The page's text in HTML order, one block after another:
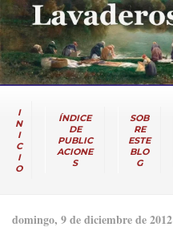
I
N
I
C
I
O
ÍNDICE
DE
PUBLIC
ACIONE
S
SOB
RE
ESTE
BLO
G
domingo, 9 de diciembre de 2012